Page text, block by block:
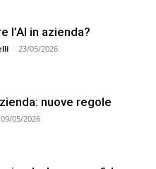
l’AI in azienda?
- 23/05/2026
nuove regole
09/05/2026